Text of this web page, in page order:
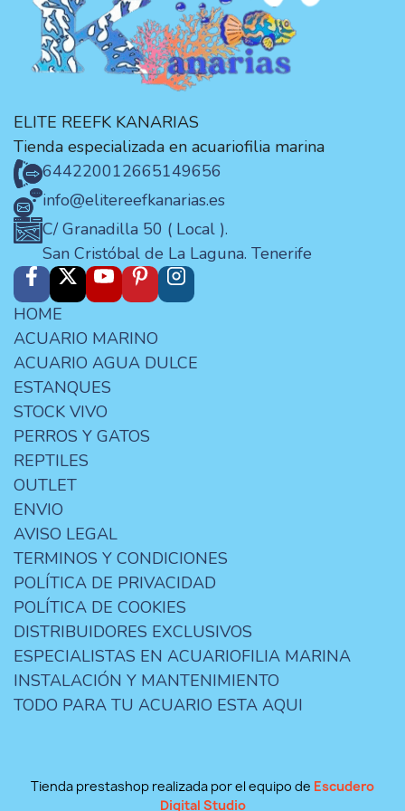
ELITE REEFK KANARIAS
Tienda especializada en acuariofilia marina
644220012665149656
info@elitereefkanarias.es
C/ Granadilla 50 ( Local ).
San Cristóbal de La Laguna. Tenerife
HOME
ACUARIO MARINO
ACUARIO AGUA DULCE
ESTANQUES
STOCK VIVO
PERROS Y GATOS
REPTILES
OUTLET
ENVIO
AVISO LEGAL
TERMINOS Y CONDICIONES
POLÍTICA DE PRIVACIDAD
POLÍTICA DE COOKIES
DISTRIBUIDORES EXCLUSIVOS
ESPECIALISTAS EN ACUARIOFILIA MARINA
INSTALACIÓN Y MANTENIMIENTO
TODO PARA TU ACUARIO ESTA AQUI
Tienda prestashop realizada por el equipo de Escudero
Digital Studio